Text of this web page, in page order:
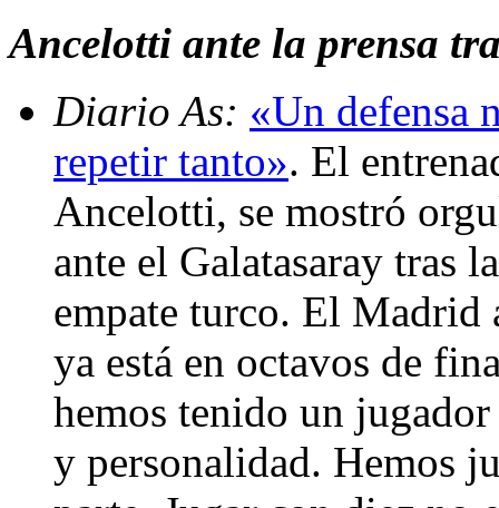
Ancelotti ante la prensa
Diario As: «Un defensa
repetir tanto». El
Ancelotti, se mostró
ante el Galatasaray tras
empate turco. El Madrid
ya está en octavos de
hemos tenido un
y personalidad. Hemos